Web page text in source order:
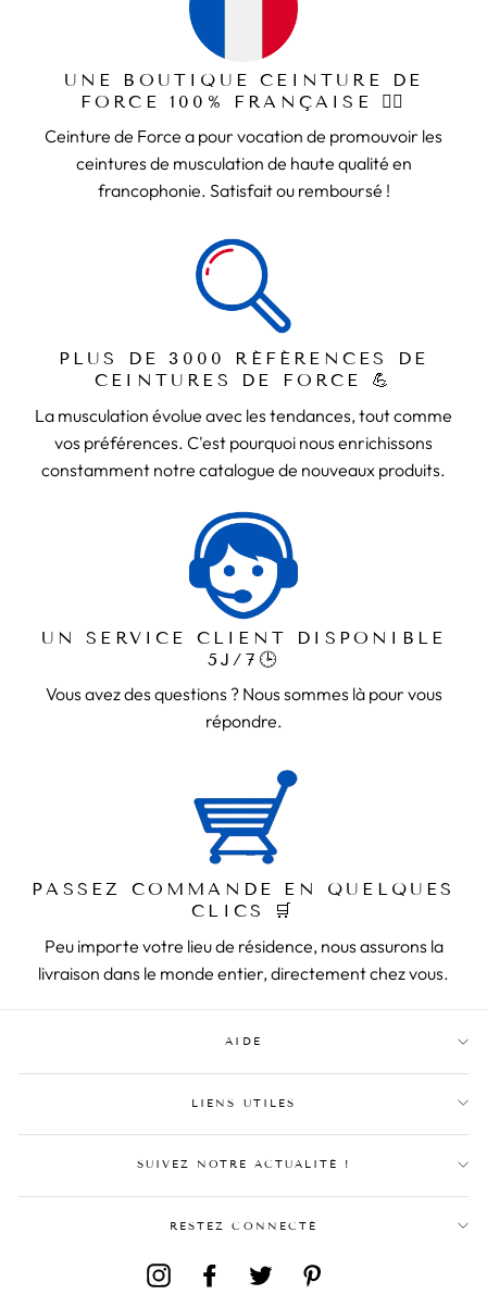
UNE BOUTIQUE CEINTURE DE
FORCE 100% FRANÇAISE 🏋️‍♂️
Ceinture de Force a pour vocation de promouvoir les
ceintures de musculation de haute qualité en
francophonie. Satisfait ou remboursé !
PLUS DE 3000 RÉFÉRENCES DE
CEINTURES DE FORCE 💪
La musculation évolue avec les tendances, tout comme
vos préférences. C'est pourquoi nous enrichissons
constamment notre catalogue de nouveaux produits.
UN SERVICE CLIENT DISPONIBLE
5J/7🕒
Vous avez des questions ? Nous sommes là pour vous
répondre.
PASSEZ COMMANDE EN QUELQUES
CLICS 🛒
Peu importe votre lieu de résidence, nous assurons la
livraison dans le monde entier, directement chez vous.
AIDE
LIENS UTILES
SUIVEZ NOTRE ACTUALITÉ !
RESTEZ CONNECTÉ
InstagramFacebook Twitter